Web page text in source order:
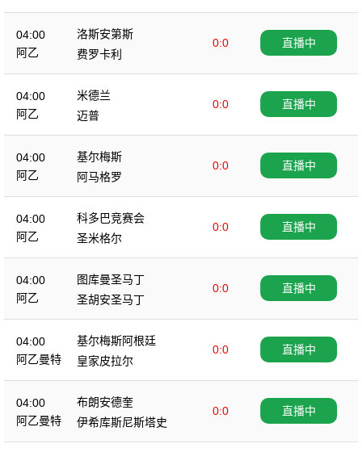
04:00
阿乙
洛斯安第斯
0:0
费罗卡利
直播中
04:00
阿乙
米德兰
0:0
迈普
直播中
04:00
阿乙
基尔梅斯
0:0
阿马格罗
直播中
04:00
阿乙
科多巴竞赛会
0:0
圣米格尔
直播中
04:00
阿乙
图库曼圣马丁
0:0
圣胡安圣马丁
直播中
04:00
阿乙曼特
基尔梅斯阿根廷
0:0
皇家皮拉尔
直播中
04:00
阿乙曼特
布朗安德奎
0:0
伊希库斯尼斯塔史
直播中